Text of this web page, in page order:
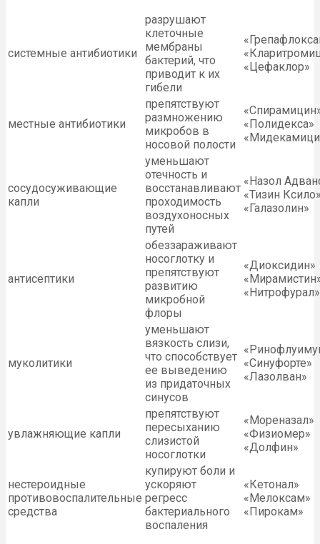
системные антибиотики
разрушают
клеточные
мембраны
бактерий, что
приводит к их
гибели
«Цефаклор»
местные антибиотики
препятствуют
размножению
микробов в
носовой полости
«Полидекса»
сосудосуживающие
капли
уменьшают
отечность и
восстанавливают
проходимость
воздухоносных
путей
«Назол
«Тизин
«Галазолин»
антисептики
обеззараживают
носоглотку и
препятствуют
развитию
микробной
флоры
«Диоксидин»
«Нитрофурал»
муколитики
уменьшают
вязкость слизи,
что способствует
ее выведению
из придаточных
синусов
«Синуфорте»
«Лазолван»
увлажняющие капли
препятствуют
пересыханию
слизистой
носоглотки
«Мореназал»
«Физиомер»
«Долфин»
нестероидные
противовоспалительные
средства
купируют боли и
ускоряют
регресс
бактериального
воспаления
«Кетонал»
«Мелоксам»
«Пирокам»